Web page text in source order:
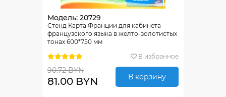
Модель: 20729
Стенд Карта Франции для кабинета
французского языка в желто-золотистых
тонах 600*750 мм
В избранное
90.72 BYN
81.00 BYN В корзину